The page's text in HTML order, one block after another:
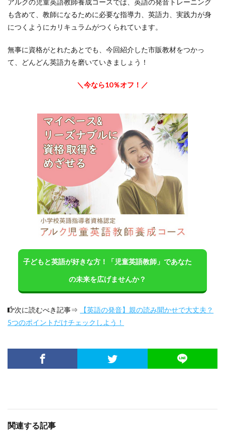
アルクの児童英語教師養成コースでは、英語の発音トレーニング
も含めて、教師になるために必要な指導力、英語力、実践力が身
につくようにカリキュラムがつくられています。
無事に資格がとれたあとでも、今回紹介した市販教材をつかっ
て、どんどん英語力を磨いていきましょう！
＼今なら10％オフ！／
子どもと英語が好きな方！「児童英語教師」であなた
の未来を広げませんか？
次に読むべき記事⇒
【英語の発音】親の読み聞かせで大丈夫？
5つのポイントだけチェックしよう！
関連する記事